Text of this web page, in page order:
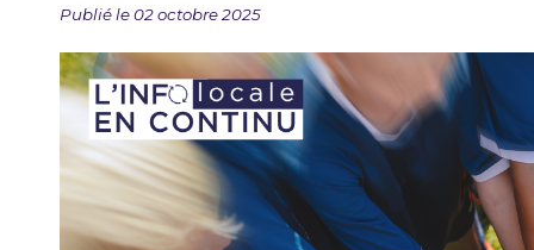
Publié le 02 octobre 2025